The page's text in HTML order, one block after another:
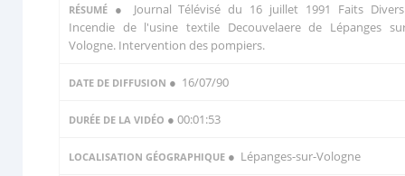
RÉSUMÉ ● Journal Télévisé du 16 juillet 1991 Faits
Incendie de l'usine textile Decouvelaere de Lépanges
Vologne. Intervention des pompiers.
DATE DE DIFFUSION ● 16/07/90
DURÉE DE LA VIDÉO ● 00:01:53
LOCALISATION GÉOGRAPHIQUE ● Lépanges-sur-Vologne